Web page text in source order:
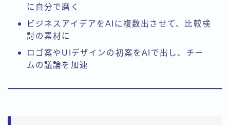
に自分で磨く
ビジネスアイデアをAIに複数出させて、比較検
討の素材に
ロゴ案やUIデザインの初案をAIで出し、チー
ムの議論を加速